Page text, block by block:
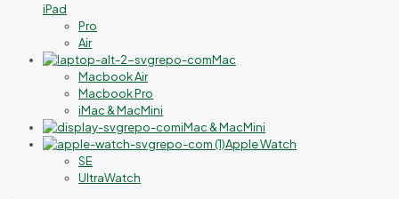
iPad
Pro
Air
Mac
Macbook Air
Macbook Pro
iMac & MacMini
iMac & MacMini
Apple Watch
SE
UltraWatch